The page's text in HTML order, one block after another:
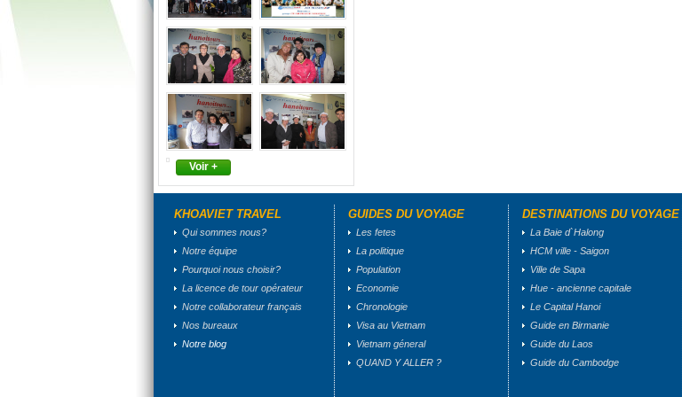
Voir +
KHOAVIET TRAVEL
Qui sommes nous?
Notre équipe
Pourquoi nous choisir?
La licence de tour opérateur
Notre collaborateur français
Nos bureaux
Notre blog
GUIDES DU VOYAGE
Les fetes
La politique
Population
Economie
Chronologie
Visa au Vietnam
Vietnam géneral
QUAND Y ALLER ?
DESTINATIONS DU VOYAGE
La Baie d`Halong
HCM ville - Saigon
Ville de Sapa
Hue - ancienne capitale
Le Capital Hanoi
Guide en Birmanie
Guide du Laos
Guide du Cambodge